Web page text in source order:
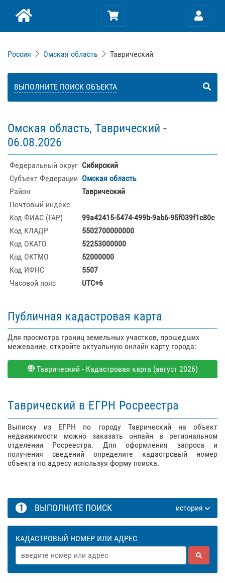
Россия Омская область Таврический
ВЫПОЛНИТЕ ПОИСК ОБЪЕКТА
Омская область, Таврический -
06.08.2026
Федеральный округ Сибирский
Субъект Федерации Омская область
Район
Таврический
Почтовый индекс
Код ФИАС (ГАР)
99a42415-5474-499b-9ab6-95f039f1c80c
Код КЛАДР
5502700000000
Код ОКАТО
52253000000
Код ОКТМО
52000000
Код ИФНС
5507
Часовой пояс
UTC+6
Публичная кадастровая карта
Для просмотра границ земельных участков, прошедших
межевание, откройте актуальную онлайн карту города:
Таврический - Кадастровая карта (август 2026)
Таврический в ЕГРН Росреестра
Выписку из ЕГРН по городу Таврический на объект
недвижимости можно заказать онлайн в региональном
отделении Росреестра. Для оформления запроса и
получения сведений определите кадастровый номер
объекта по адресу используя форму поиска.
1 ВЫПОЛНИТЕ ПОИСК история
КАДАСТРОВЫЙ НОМЕР ИЛИ АДРЕС